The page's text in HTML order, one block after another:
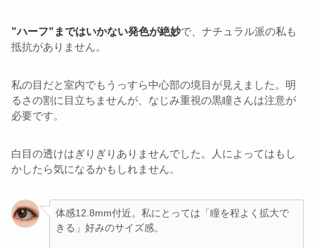
”ハーフ”まではいかない発色が絶妙で、ナチュラル派の私も
抵抗がありません。
私の目だと室内でもうっすら中心部の境目が見えました。明
るさの割に目立ちませんが、なじみ重視の黒瞳さんは注意が
必要です。
白目の透けはぎりぎりありませんでした。人によってはもし
かしたら気になるかもしれません。
体感12.8mm付近。私にとっては「瞳を程よく拡大で
きる」好みのサイズ感。